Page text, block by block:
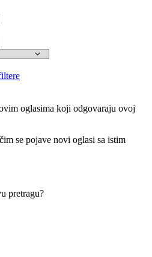
oglasima koji odgovaraju ovoj
se pojave novi oglasi sa istim
pretragu?